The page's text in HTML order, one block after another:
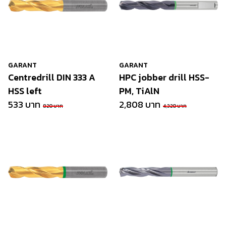
GARANT
Centredrill DIN 333 A
HSS left
533 บาท 820 บาท
GARANT
HPC jobber drill HSS-
PM, TiAlN
2,808 บาท 4,320 บาท